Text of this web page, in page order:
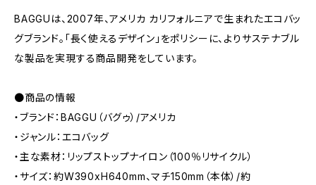
BAGGUは、2007年、アメリカ カリフォルニアで生まれたエコバッ
グブランド。「長く使えるデザイン」をポリシーに、よりサステナブル
な製品を実現する商品開発をしています。
●商品の情報
・ブランド：BAGGU（バグゥ）/アメリカ
・ジャンル：エコバッグ
・主な素材：リップストップナイロン（100％リサイクル）
・サイズ：約W390xH640mm、マチ150mm（本体）/約